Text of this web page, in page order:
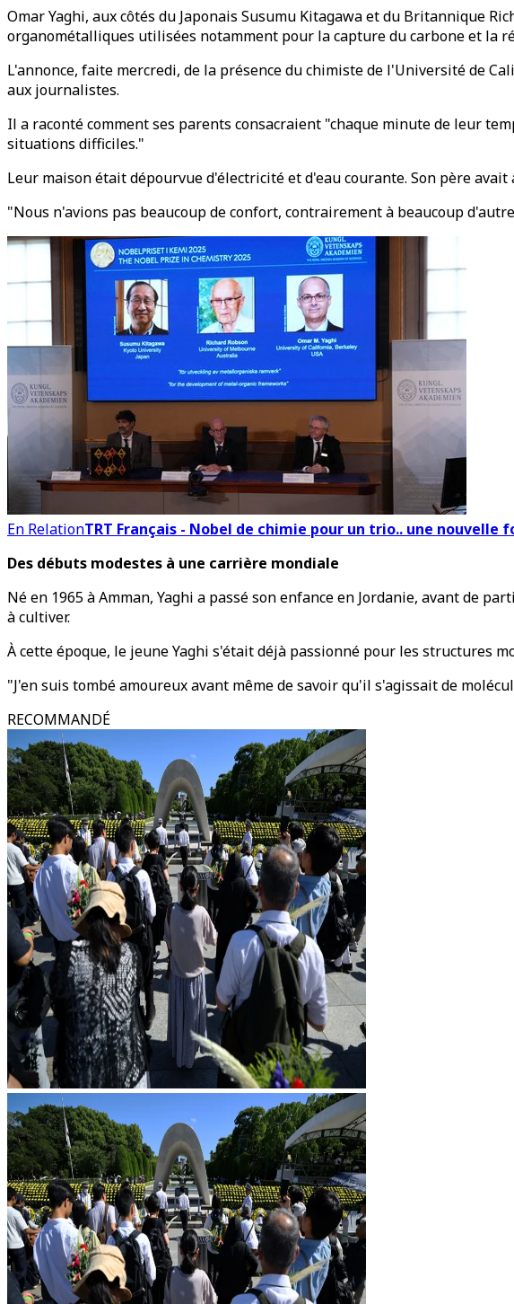
Omar Yaghi, aux côtés du Japonais Susumu Kitagawa et du Britannique
organométalliques utilisées notamment pour la capture du carbone et la
L'annonce, faite mercredi, de la présence du chimiste de l'Université de
aux journalistes.
Il a raconté comment ses parents consacraient "chaque minute de leur
situations difficiles."
Leur maison était dépourvue d'électricité et d'eau courante. Son père
"Nous n'avions pas beaucoup de confort, contrairement à beaucoup
En RelationTRT Français - Nobel de chimie pour un trio.. une
Des débuts modestes à une carrière mondiale
Né en 1965 à Amman, Yaghi a passé son enfance en Jordanie, avant de
à cultiver.
À cette époque, le jeune Yaghi s'était déjà passionné pour les structures
"J'en suis tombé amoureux avant même de savoir qu'il s'agissait de
RECOMMANDÉ